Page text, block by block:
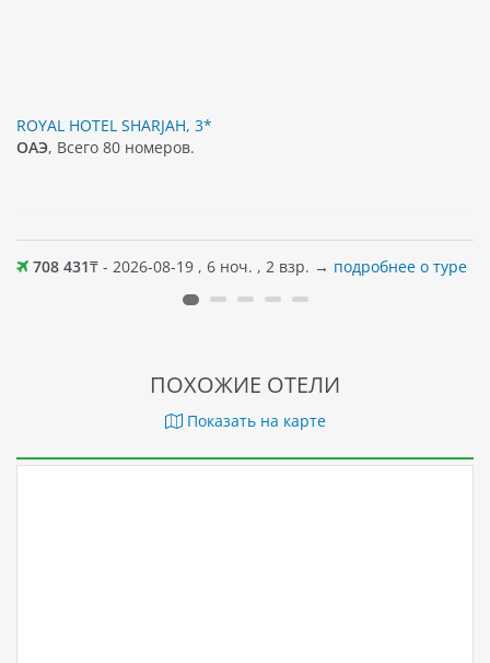
ROYAL HOTEL SHARJAH, 3*
ОАЭ, Всего 80 номеров.
708 431₸ - 2026-08-19 , 6 ноч. , 2 взр. → подробнее о туре
ПОХОЖИЕ ОТЕЛИ
Показать на карте